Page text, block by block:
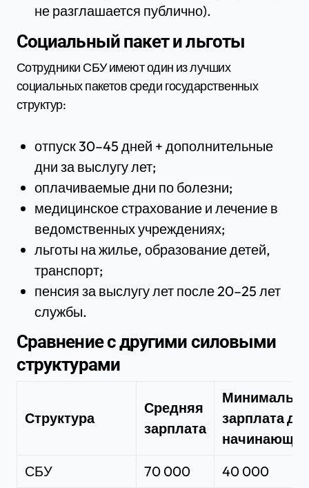
не разглашается публично).
Социальный пакет и льготы
Сотрудники СБУ имеют один из лучших
социальных пакетов среди государственных
структур:
отпуск 30–45 дней + дополнительные
дни за выслугу лет;
оплачиваемые дни по болезни;
медицинское страхование и лечение в
ведомственных учреждениях;
льготы на жилье, образование детей,
транспорт;
пенсия за выслугу лет после 20–25 лет
службы.
Сравнение с другими силовыми
структурами
Структура
Средняя
зарплата
зарплата
СБУ
70 000
40 000